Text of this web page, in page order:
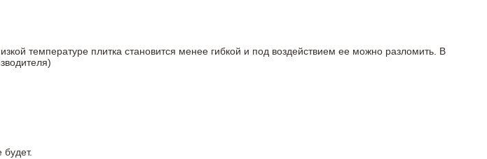
температуре плитка становится менее гибкой и под воздействием ее можно разломить. В